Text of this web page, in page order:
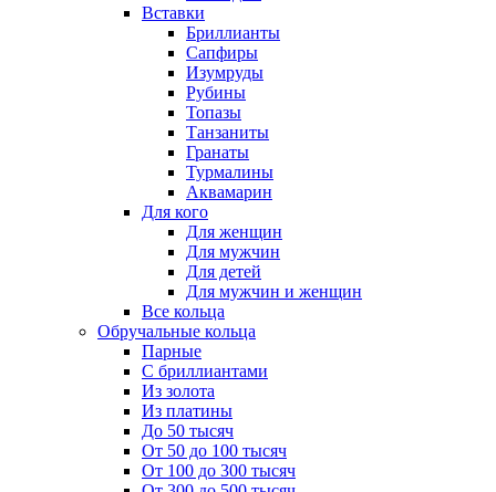
Вставки
Бриллианты
Сапфиры
Изумруды
Рубины
Топазы
Танзаниты
Гранаты
Турмалины
Аквамарин
Для кого
Для женщин
Для мужчин
Для детей
Для мужчин и женщин
Все кольца
Обручальные кольца
Парные
С бриллиантами
Из золота
Из платины
До 50 тысяч
От 50 до 100 тысяч
От 100 до 300 тысяч